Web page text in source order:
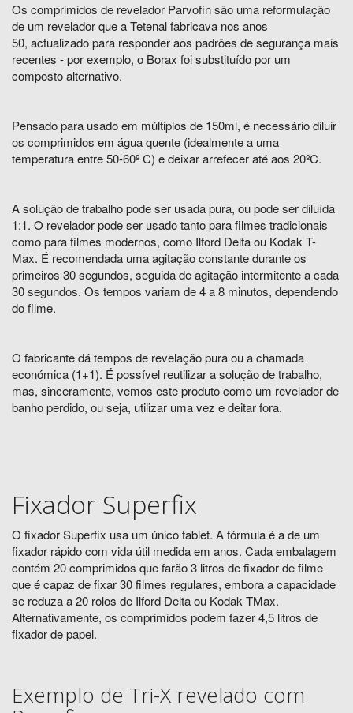
Os comprimidos de revelador Parvofin são uma reformulação
de um revelador que a Tetenal fabricava nos anos
50, actualizado para responder aos padrões de segurança mais
recentes - por exemplo, o Borax foi substituído por um
composto alternativo.
Pensado para usado em múltiplos de 150ml, é necessário diluir
os comprimidos em água quente (idealmente a uma
temperatura entre 50-60º C) e deixar arrefecer até aos 20ºC.
A solução de trabalho pode ser usada pura, ou pode ser diluída
1:1. O revelador pode ser usado tanto para filmes tradicionais
como para filmes modernos, como Ilford Delta ou Kodak T-
Max. É recomendada uma agitação constante durante os
primeiros 30 segundos, seguida de agitação intermitente a cada
30 segundos. Os tempos variam de 4 a 8 minutos, dependendo
do filme.
O fabricante dá tempos de revelação pura ou a chamada
económica (1+1). É possível reutilizar a solução de trabalho,
mas, sinceramente, vemos este produto como um revelador de
banho perdido, ou seja, utilizar uma vez e deitar fora.
Fixador Superfix
O fixador Superfix usa um único tablet. A fórmula é a de um
fixador rápido com vida útil medida em anos. Cada embalagem
contém 20 comprimidos que farão 3 litros de fixador de filme
que é capaz de fixar 30 filmes regulares, embora a capacidade
se reduza a 20 rolos de Ilford Delta ou Kodak TMax.
Alternativamente, os comprimidos podem fazer 4,5 litros de
fixador de papel.
Exemplo de Tri-X revelado com